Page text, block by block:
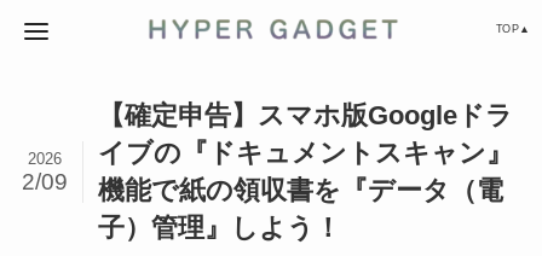
TOP▲
【確定申告】スマホ版Googleドラ
イブの『ドキュメントスキャン』
機能で紙の領収書を『データ（電
子）管理』しよう！
2026
2/09